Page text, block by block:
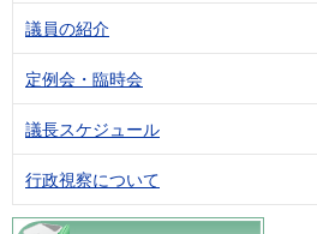
議員の紹介
定例会・臨時会
議長スケジュール
行政視察について